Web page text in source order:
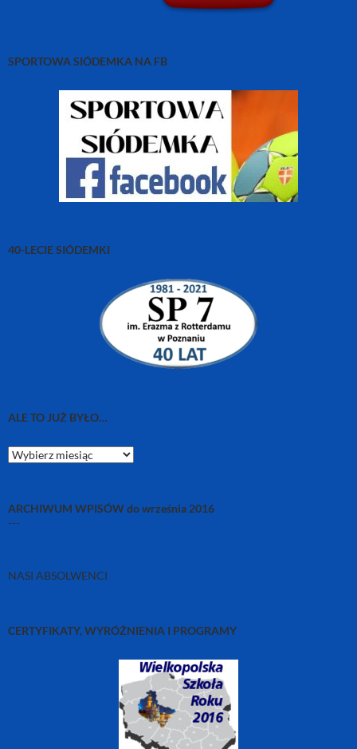
SPORTOWA SIÓDEMKA NA FB
40-LECIE SIÓDEMKI
ALE TO JUŻ BYŁO…
Ale
to
ARCHIWUM WPISÓW do września 2016
---
NASI ABSOLWENCI
CERTYFIKATY, WYRÓŻNIENIA I PROGRAMY